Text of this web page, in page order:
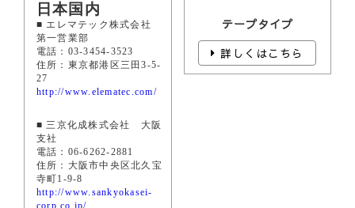
日本国内
■ エレマテック株式会社
第一営業部
電話：03-3454-3523
住所：東京都港区三田3-5-
27
http://www.elematec.com/
■ 三京化成株式会社 大阪
支社
電話：06-6262-2881
住所：大阪市中央区北久宝
寺町1-9-8
http://www.sankyokasei-
corp.co.jp/
テープタイプ
詳しくはこちら